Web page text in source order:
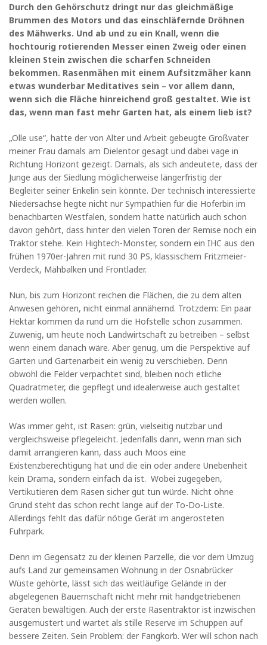
Durch den Gehörschutz dringt nur das gleichmäßige
Brummen des Motors und das einschläfernde Dröhnen
des Mähwerks. Und ab und zu ein Knall, wenn die
hochtourig rotierenden Messer einen Zweig oder einen
kleinen Stein zwischen die scharfen Schneiden
bekommen. Rasenmähen mit einem Aufsitzmäher kann
etwas wunderbar Meditatives sein – vor allem dann,
wenn sich die Fläche hinreichend groß gestaltet. Wie ist
das, wenn man fast mehr Garten hat, als einem lieb ist?
„Olle use“, hatte der von Alter und Arbeit gebeugte Großvater
meiner Frau damals am Dielentor gesagt und dabei vage in
Richtung Horizont gezeigt. Damals, als sich andeutete, dass der
Junge aus der Siedlung möglicherweise längerfristig der
Begleiter seiner Enkelin sein könnte. Der technisch interessierte
Niedersachse hegte nicht nur Sympathien für die Hoferbin im
benachbarten Westfalen, sondern hatte natürlich auch schon
davon gehört, dass hinter den vielen Toren der Remise noch ein
Traktor stehe. Kein Hightech-Monster, sondern ein IHC aus den
frühen 1970er-Jahren mit rund 30 PS, klassischem Fritzmeier-
Verdeck, Mähbalken und Frontlader.
Nun, bis zum Horizont reichen die Flächen, die zu dem alten
Anwesen gehören, nicht einmal annähernd. Trotzdem: Ein paar
Hektar kommen da rund um die Hofstelle schon zusammen.
Zuwenig, um heute noch Landwirtschaft zu betreiben – selbst
wenn einem danach wäre. Aber genug, um die Perspektive auf
Garten und Gartenarbeit ein wenig zu verschieben. Denn
obwohl die Felder verpachtet sind, bleiben noch etliche
Quadratmeter, die gepflegt und idealerweise auch gestaltet
werden wollen.
Was immer geht, ist Rasen: grün, vielseitig nutzbar und
vergleichsweise pflegeleicht. Jedenfalls dann, wenn man sich
damit arrangieren kann, dass auch Moos eine
Existenzberechtigung hat und die ein oder andere Unebenheit
kein Drama, sondern einfach da ist. Wobei zugegeben,
Vertikutieren dem Rasen sicher gut tun würde. Nicht ohne
Grund steht das schon recht lange auf der To-Do-Liste.
Allerdings fehlt das dafür nötige Gerät im angerosteten
Fuhrpark.
Denn im Gegensatz zu der kleinen Parzelle, die vor dem Umzug
aufs Land zur gemeinsamen Wohnung in der Osnabrücker
Wüste gehörte, lässt sich das weitläufige Gelände in der
abgelegenen Bauernschaft nicht mehr mit handgetriebenen
Geräten bewältigen. Auch der erste Rasentraktor ist inzwischen
ausgemustert und wartet als stille Reserve im Schuppen auf
bessere Zeiten. Sein Problem: der Fangkorb. Wer will schon nach